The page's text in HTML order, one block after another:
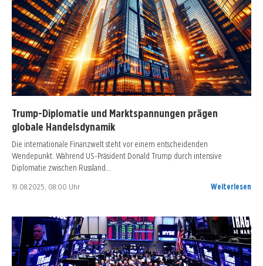
Trump-Diplomatie und Marktspannungen prägen
globale Handelsdynamik
Die internationale Finanzwelt steht vor einem entscheidenden
Wendepunkt. Während US-Präsident Donald Trump durch intensive
Diplomatie zwischen Russland…
19.08.2025, 08:00 Uhr Weiterlesen